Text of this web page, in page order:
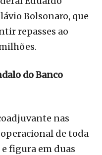
Bolsonaro, que
repasses ao
do Banco
nas
de toda
figura em duas